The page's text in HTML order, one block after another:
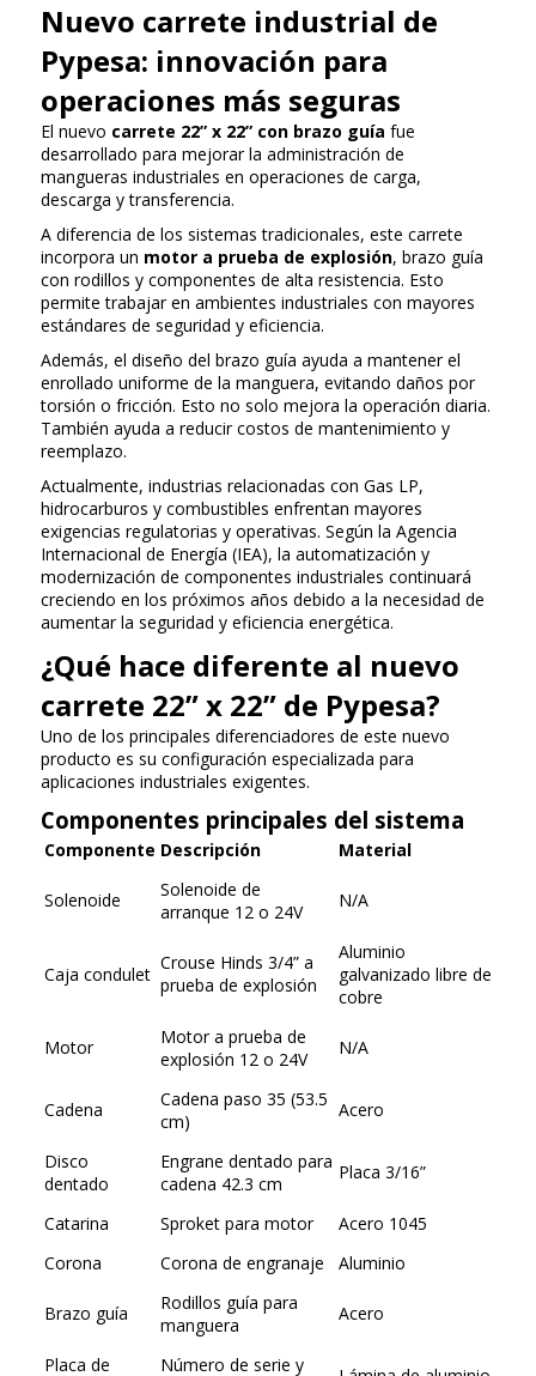
Nuevo carrete industrial de
Pypesa: innovación para
operaciones más seguras
El nuevo carrete 22” x 22” con brazo guía fue
desarrollado para mejorar la administración de
mangueras industriales en operaciones de carga,
descarga y transferencia.
A diferencia de los sistemas tradicionales, este carrete
incorpora un motor a prueba de explosión, brazo guía
con rodillos y componentes de alta resistencia. Esto
permite trabajar en ambientes industriales con mayores
estándares de seguridad y eficiencia.
Además, el diseño del brazo guía ayuda a mantener el
enrollado uniforme de la manguera, evitando daños por
torsión o fricción. Esto no solo mejora la operación diaria.
También ayuda a reducir costos de mantenimiento y
reemplazo.
Actualmente, industrias relacionadas con Gas LP,
hidrocarburos y combustibles enfrentan mayores
exigencias regulatorias y operativas. Según la Agencia
Internacional de Energía (IEA), la automatización y
modernización de componentes industriales continuará
creciendo en los próximos años debido a la necesidad de
aumentar la seguridad y eficiencia energética.
¿Qué hace diferente al nuevo
carrete 22” x 22” de Pypesa?
Uno de los principales diferenciadores de este nuevo
producto es su configuración especializada para
aplicaciones industriales exigentes.
Componentes principales del sistema
Componente Descripción Material
Solenoide
Solenoide de
arranque 12 o 24V
N/A
Caja condulet
Crouse Hinds 3/4” a
prueba de explosión
Aluminio
galvanizado libre de
cobre
Motor
Motor a prueba de
explosión 12 o 24V
N/A
Cadena
Cadena paso 35 (53.5
cm)
Acero
Disco
dentado
Engrane dentado para
cadena 42.3 cm
Placa 3/16”
Catarina Sproket para motor
Acero 1045
Corona
Corona de engranaje Aluminio
Brazo guía
Rodillos guía para
manguera
Acero
Placa de
Número de serie y